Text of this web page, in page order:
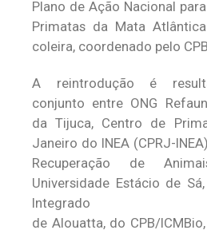
Plano de Ação Nacional
Primatas da Mata
coleira, coordenado pelo
A reintrodução é
conjunto entre ONG
da Tijuca, Centro de
Janeiro do INEA (CPRJ-
Recuperação de
Universidade Estácio de
Integrado
de Alouatta, do CPB/ICMBio,